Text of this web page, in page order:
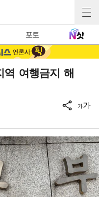
포토
역 여행금지 해
가가